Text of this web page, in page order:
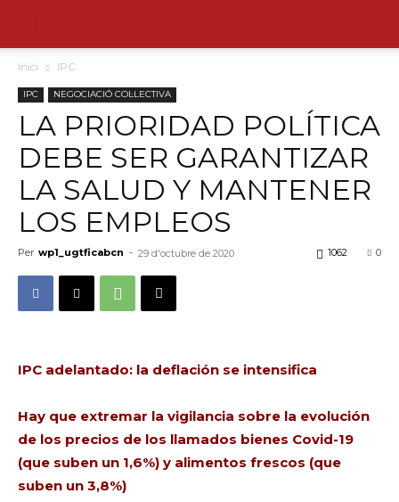
Inici IPC
IPC NEGOCIACIÓ COL·LECTIVA
LA PRIORIDAD POLÍTICA
DEBE SER GARANTIZAR
LA SALUD Y MANTENER
LOS EMPLEOS
Per wp1_ugtficabcn - 29 d'octubre de 2020 0
1062
IPC adelantado: la deflación se intensifica
Hay que extremar la vigilancia sobre la evolución
de los precios de los llamados bienes Covid-19
(que suben un 1,6%) y alimentos frescos (que
suben un 3,8%)